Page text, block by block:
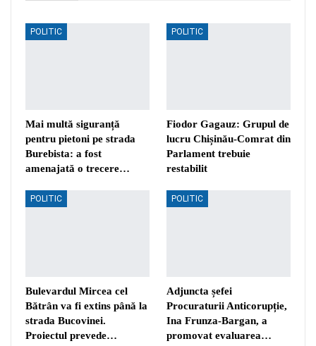
POLITIC
Mai multă siguranță
pentru pietoni pe strada
Burebista: a fost
amenajată o trecere…
POLITIC
Fiodor Gagauz: Grupul de
lucru Chișinău-Comrat din
Parlament trebuie
restabilit
POLITIC
Bulevardul Mircea cel
Bătrân va fi extins până la
strada Bucovinei.
Proiectul prevede…
POLITIC
Adjuncta șefei
Procuraturii Anticorupție,
Ina Frunza-Bargan, a
promovat evaluarea…